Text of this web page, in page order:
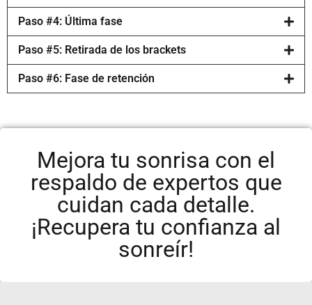
Paso #4: Última fase
Paso #5: Retirada de los brackets
Paso #6: Fase de retención
Mejora tu sonrisa con el
respaldo de expertos que
cuidan cada detalle.
¡Recupera tu confianza al
sonreír!